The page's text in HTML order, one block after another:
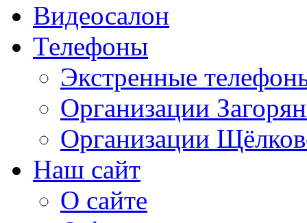
Видеосалон
Телефоны
Экстренные
Организации
Организации
Наш сайт
О сайте